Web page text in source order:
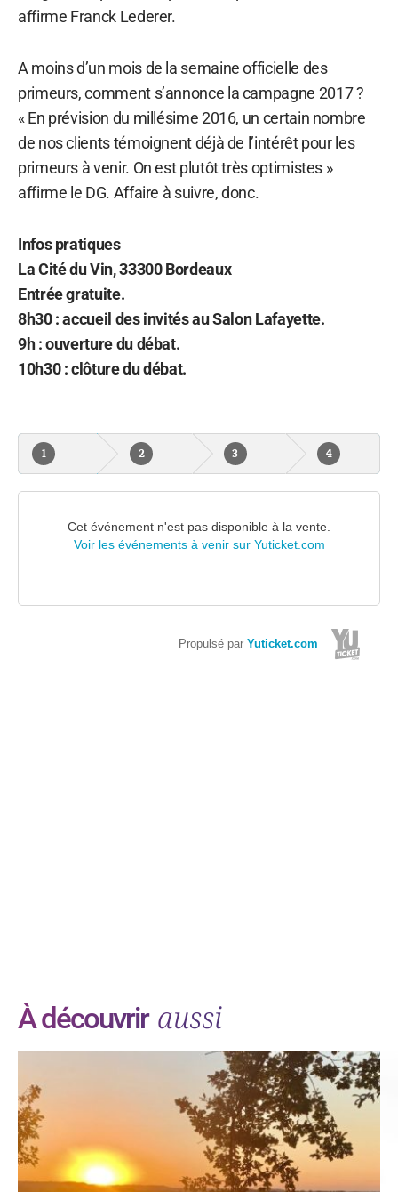
affirme Franck Lederer.
A moins d’un mois de la semaine officielle des
primeurs, comment s’annonce la campagne 2017 ?
« En prévision du millésime 2016, un certain nombre
de nos clients témoignent déjà de l’intérêt pour les
primeurs à venir. On est plutôt très optimistes »
affirme le DG. Affaire à suivre, donc.
Infos pratiques
La Cité du Vin, 33300 Bordeaux
Entrée gratuite.
8h30 : accueil des invités au Salon Lafayette.
9h : ouverture du débat.
10h30 : clôture du débat.
À découvrir aussi